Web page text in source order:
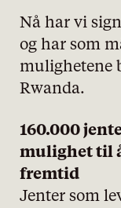
Nå har vi
og har som
mulighetene
Rwanda.
160.000
mulighet til
fremtid
Jenter som